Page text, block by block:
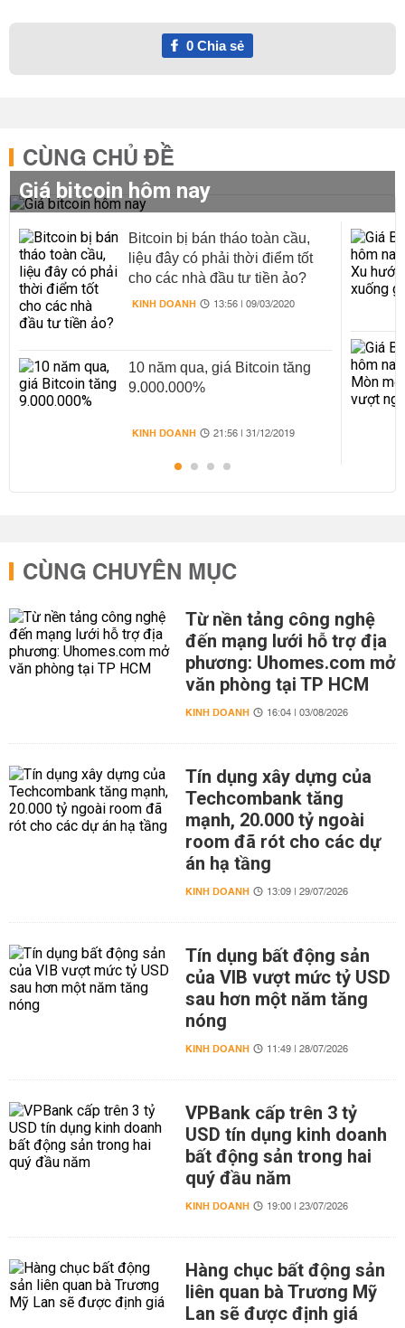
0Chia sẻ
CÙNG CHỦ ĐỀ
Giá bitcoin hôm nay
Bitcoin bị bán tháo toàn cầu,
liệu đây có phải thời điểm tốt
cho các nhà đầu tư tiền ảo?
KINH DOANH 13:56 | 09/03/2020
10 năm qua, giá Bitcoin tăng
9.000.000%
KINH DOANH 21:56 | 31/12/2019
CÙNG CHUYÊN MỤC
Từ nền tảng công nghệ
đến mạng lưới hỗ trợ địa
phương: Uhomes.com mở
văn phòng tại TP HCM
KINH DOANH 16:04 | 03/08/2026
Tín dụng xây dựng của
Techcombank tăng
mạnh, 20.000 tỷ ngoài
room đã rót cho các dự
án hạ tầng
KINH DOANH 13:09 | 29/07/2026
Tín dụng bất động sản
của VIB vượt mức tỷ USD
sau hơn một năm tăng
nóng
KINH DOANH 11:49 | 28/07/2026
VPBank cấp trên 3 tỷ
USD tín dụng kinh doanh
bất động sản trong hai
quý đầu năm
KINH DOANH 19:00 | 23/07/2026
Hàng chục bất động sản
liên quan bà Trương Mỹ
Lan sẽ được định giá